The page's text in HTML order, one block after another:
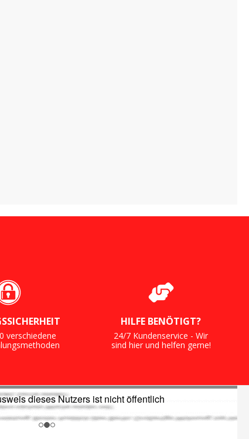
verschiedene
HILFE BENÖTIGT?
24/7 Kundenservice - Wir
sind hier und helfen gerne!